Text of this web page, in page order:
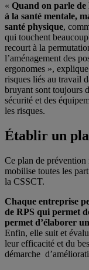
« Quand on parle de
à la santé mentale,
santé physique,
qui touchent
recourt à la
l’aménagement des
ergonomes »,
risques liés au travail
bruyant sont toujours
sécurité et des
les risques.
Établir un
Ce plan de prévention
mobilise toutes les
la CSSCT.
Chaque entreprise
de RPS qui permet
permet d’élaborer
Enfin, elle suit et
leur efficacité et du
démarche